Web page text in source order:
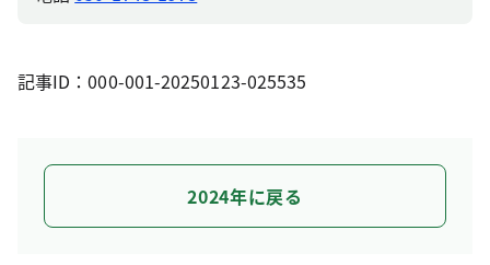
記事ID：000-001-20250123-025535
2024年に戻る